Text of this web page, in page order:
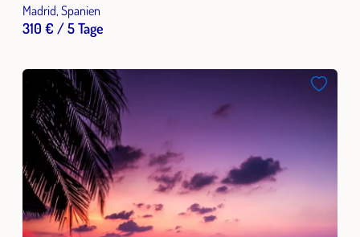
Madrid, Spanien
310 € / 5 Tage